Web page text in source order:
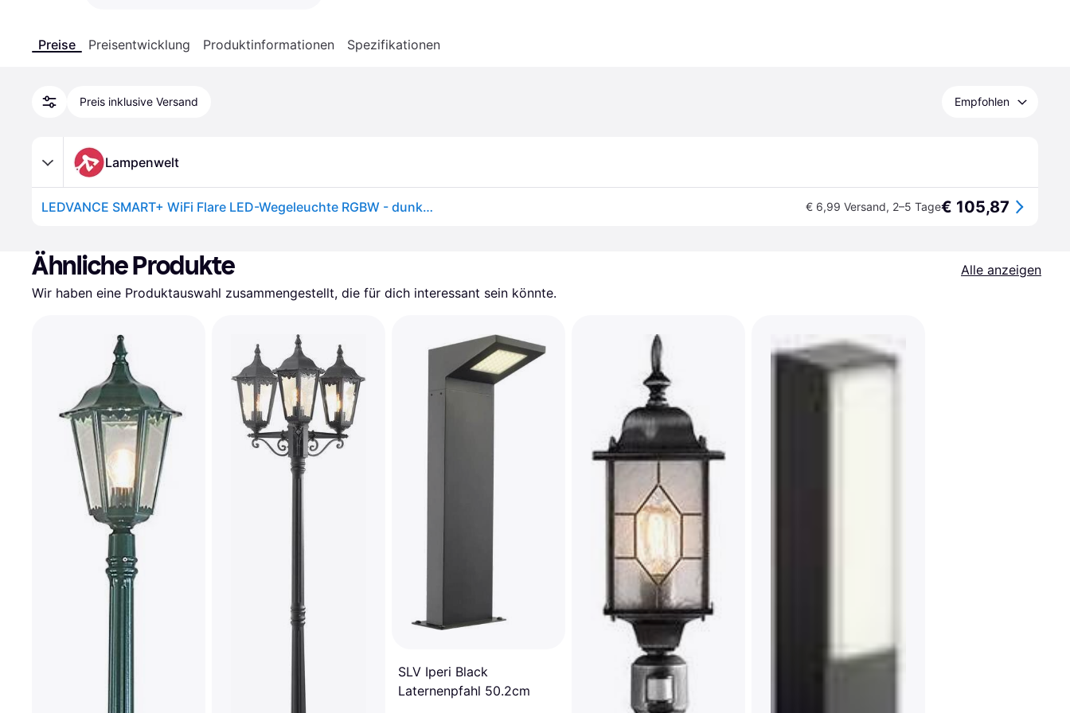
Preise Preisentwicklung Produktinformationen Spezifikationen
Preis inklusive Versand Empfohlen
Lampenwelt
LEDVANCE SMART+ WiFi Flare LED-Wegeleuchte RGBW - dunkelgrau, opalweiß, klar € 6,99 Versand, 2–5 Tage€ 105,87
Ähnliche Produkte
Alle anzeigen
Wir haben eine Produktauswahl zusammengestellt, die für dich interessant sein könnte.
SLV Iperi Black
Laternenpfahl 50.2cm